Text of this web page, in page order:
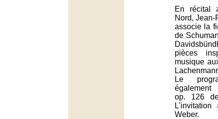
En récital
Nord,
associe la
de
pièces
musique
Le
op. 126
Weber.